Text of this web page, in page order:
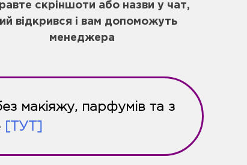
скріншоти або назви у чат,
відкрився і вам допоможуть
менеджера
макіяжу, парфумів та з
[ТУТ]